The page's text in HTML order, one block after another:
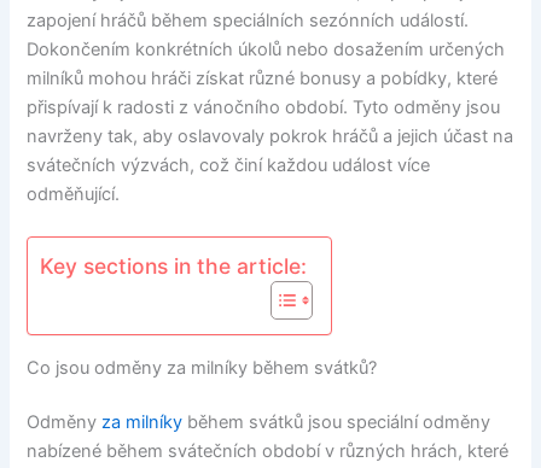
zapojení hráčů během speciálních sezónních událostí.
Dokončením konkrétních úkolů nebo dosažením určených
milníků mohou hráči získat různé bonusy a pobídky, které
přispívají k radosti z vánočního období. Tyto odměny jsou
navrženy tak, aby oslavovaly pokrok hráčů a jejich účast na
svátečních výzvách, což činí každou událost více
odměňující.
Key sections in the article:
Co jsou odměny za milníky během svátků?
Odměnyza milníky během svátků jsou speciální odměny
nabízené během svátečních období v různých hrách, které